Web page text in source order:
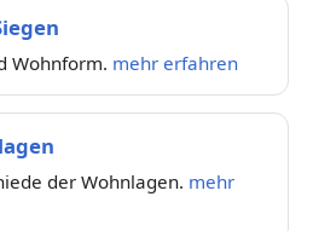
Wohnform. mehr erfahren
der Wohnlagen. mehr